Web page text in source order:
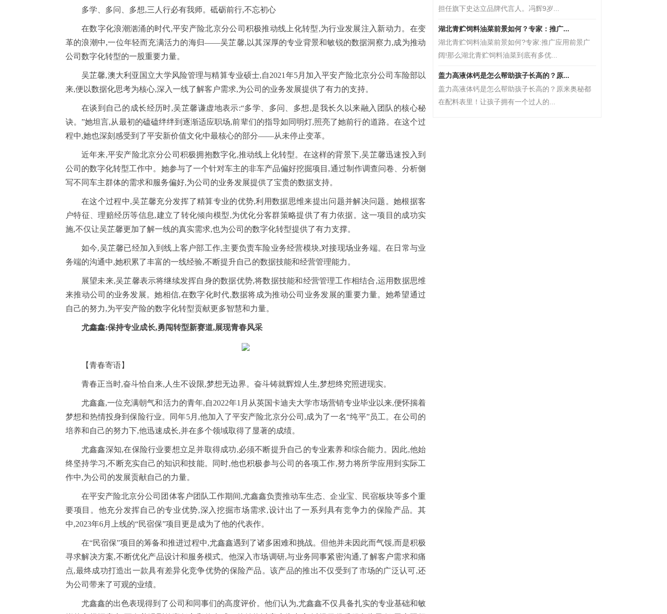
多学、多问、多想,三人行必有我师。砥砺前行,不忘初心
在数字化浪潮汹涌的时代,平安产险北京分公司积极推动线上化转型,为行业发展注入新动力。在变
革的浪潮中,一位年轻而充满活力的海归——吴芷馨,以其深厚的专业背景和敏锐的数据洞察力,成为推动
公司数字化转型的一股重要力量。
吴芷馨,澳大利亚国立大学风险管理与精算专业硕士,自2021年5月加入平安产险北京分公司车险部以
来,便以数据化思考为核心,深入一线了解客户需求,为公司的业务发展提供了有力的支持。
在谈到自己的成长经历时,吴芷馨谦虚地表示:“多学、多问、多想,是我长久以来融入团队的核心秘
诀。”她坦言,从最初的磕磕绊绊到逐渐适应职场,前辈们的指导如同明灯,照亮了她前行的道路。在这个过
程中,她也深刻感受到了平安新价值文化中最核心的部分——从未停止变革。
近年来,平安产险北京分公司积极拥抱数字化,推动线上化转型。在这样的背景下,吴芷馨迅速投入到
公司的数字化转型工作中。她参与了一个针对车主的非车产品偏好挖掘项目,通过制作调查问卷、分析侧
写不同车主群体的需求和服务偏好,为公司的业务发展提供了宝贵的数据支持。
在这个过程中,吴芷馨充分发挥了精算专业的优势,利用数据思维来提出问题并解决问题。她根据客
户特征、理赔经历等信息,建立了转化倾向模型,为优化分客群策略提供了有力依据。这一项目的成功实
施,不仅让吴芷馨更加了解一线的真实需求,也为公司的数字化转型提供了有力支撑。
如今,吴芷馨已经加入到线上客户部工作,主要负责车险业务经营模块,对接现场业务端。在日常与业
务端的沟通中,她积累了丰富的一线经验,不断提升自己的数据技能和经营管理能力。
展望未来,吴芷馨表示将继续发挥自身的数据优势,将数据技能和经营管理工作相结合,运用数据思维
来推动公司的业务发展。她相信,在数字化时代,数据将成为推动公司业务发展的重要力量。她希望通过
自己的努力,为平安产险的数字化转型贡献更多智慧和力量。
尤鑫鑫:保持专业成长,勇闯转型新赛道,展现青春风采
【青春寄语】
青春正当时,奋斗恰自来,人生不设限,梦想无边界。奋斗铸就辉煌人生,梦想终究照进现实。
尤鑫鑫,一位充满朝气和活力的青年,自2022年1月从英国卡迪夫大学市场营销专业毕业以来,便怀揣着
梦想和热情投身到保险行业。同年5月,他加入了平安产险北京分公司,成为了一名“纯平”员工。在公司的
培养和自己的努力下,他迅速成长,并在多个领域取得了显著的成绩。
尤鑫鑫深知,在保险行业要想立足并取得成功,必须不断提升自己的专业素养和综合能力。因此,他始
终坚持学习,不断充实自己的知识和技能。同时,他也积极参与公司的各项工作,努力将所学应用到实际工
作中,为公司的发展贡献自己的力量。
在平安产险北京分公司团体客户团队工作期间,尤鑫鑫负责推动车生态、企业宝、民宿板块等多个重
要项目。他充分发挥自己的专业优势,深入挖掘市场需求,设计出了一系列具有竞争力的保险产品。其
中,2023年6月上线的“民宿保”项目更是成为了他的代表作。
在“民宿保”项目的筹备和推进过程中,尤鑫鑫遇到了诸多困难和挑战。但他并未因此而气馁,而是积极
寻求解决方案,不断优化产品设计和服务模式。他深入市场调研,与业务同事紧密沟通,了解客户需求和痛
点,最终成功打造出一款具有差异化竞争优势的保险产品。该产品的推出不仅受到了市场的广泛认可,还
为公司带来了可观的业绩。
尤鑫鑫的出色表现得到了公司和同事们的高度评价。他们认为,尤鑫鑫不仅具备扎实的专业基础和敏
担任旗下史达立品牌代言人。冯辉9岁...
湖北青贮饲料油菜前景如何？专家：推广...
湖北青贮饲料油菜前景如何?专家:推广应用前景广
阔!那么湖北青贮饲料油菜到底有多优...
盖力高液体钙是怎么帮助孩子长高的？原...
盖力高液体钙是怎么帮助孩子长高的？原来奥秘都
在配料表里！让孩子拥有一个过人的...